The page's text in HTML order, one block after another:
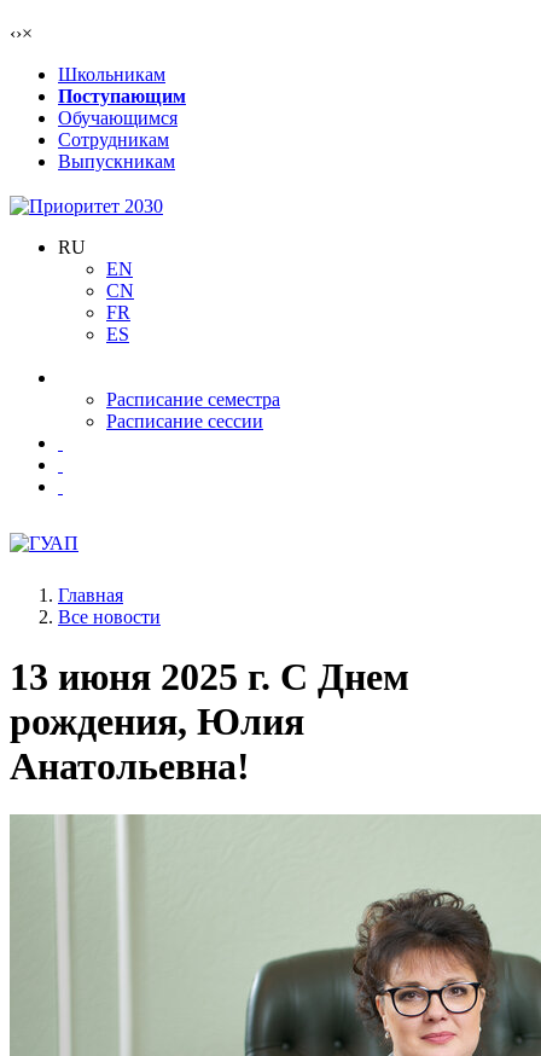
‹›×
Школьникам
Поступающим
Обучающимся
Сотрудникам
Выпускникам
RU
EN
CN
FR
ES
Расписание семестра
Расписание сессии
Главная
Все новости
13 июня 2025 г. С Днем
рождения, Юлия
Анатольевна!